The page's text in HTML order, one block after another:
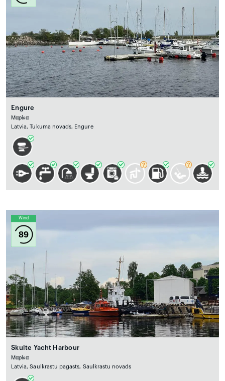
Engure
Μαρίνα
Latvia, Tukuma novads, Engure
Wind
89
Skulte Yacht Harbour
Μαρίνα
Latvia, Saulkrastu pagasts, Saulkrastu novads